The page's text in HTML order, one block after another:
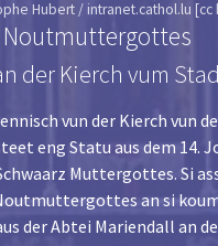
Hubert / intranet.cathol.lu [cc
Noutmuttergottes
der Kierch vum
vun der Kierch vun
eng Statu aus dem 14.
Muttergottes. Si
an si
der Abtei Mariendall an